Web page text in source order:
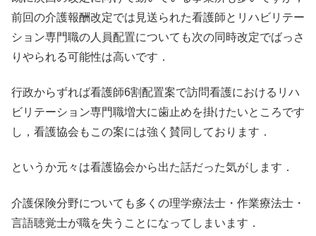
前回の介護報酬改定では見送られた看護師とリハビリテー
ション専門職の人員配置についても次の同時改定でばっさ
りやられる可能性は高いです．
行政からずれば看護師6割配置案で訪問看護におけるリハ
ビリテーション専門職増大に歯止めを掛けたいところです
し，看護協会もこの案には強く賛同しております．
というか元々は看護協会から出た話だった気がします．
介護保険分野についても多くの理学療法士・作業療法士・
言語聴覚士が職を失うことになってしまいます．